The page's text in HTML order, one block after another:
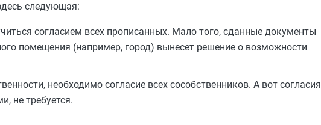
следующая:
согласием всех прописанных. Мало того, сданные документы
помещения (например, город) вынесет решение о возможности
необходимо согласие всех сособственников. А вот согласия
не требуется.